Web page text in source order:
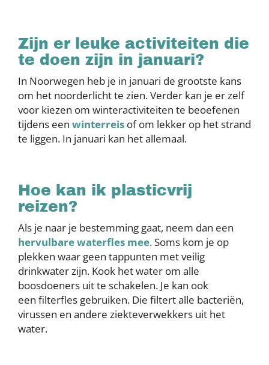
Zijn er leuke activiteiten die
te doen zijn in januari?
In Noorwegen heb je in januari de grootste kans
om het noorderlicht te zien. Verder kan je er zelf
voor kiezen om winteractiviteiten te beoefenen
tijdens een winterreis of om lekker op het strand
te liggen. In januari kan het allemaal.
Hoe kan ik plasticvrij
reizen?
Als je naar je bestemming gaat, neem dan een
hervulbare waterfles mee. Soms kom je op
plekken waar geen tappunten met veilig
drinkwater zijn. Kook het water om alle
boosdoeners uit te schakelen. Je kan ook
een filterfles gebruiken. Die filtert alle bacteriën,
virussen en andere ziekteverwekkers uit het
water.